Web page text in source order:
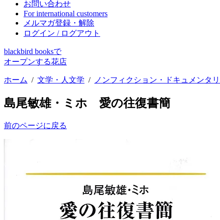
お問い合わせ
For international customers
メルマガ登録・解除
ログイン / ログアウト
blackbird booksで
オープンする花店
ホーム / 文学・人文学 / ノンフィクション・ドキュメンタ
島尾敏雄・ミホ 愛の往復書簡
前のページに戻る